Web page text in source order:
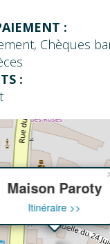
:
Chèques
:
Maison Paroty
Itinéraire >>